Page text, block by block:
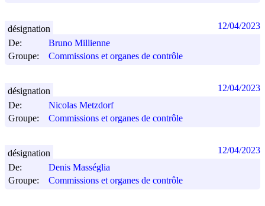
De:
Bruno Millienne
Groupe:
Commissions et organes de contrôle
désignation 12/04/2023
De:
Nicolas Metzdorf
Groupe:
Commissions et organes de contrôle
désignation 12/04/2023
De:
Denis Masséglia
Groupe:
Commissions et organes de contrôle
désignation 12/04/2023